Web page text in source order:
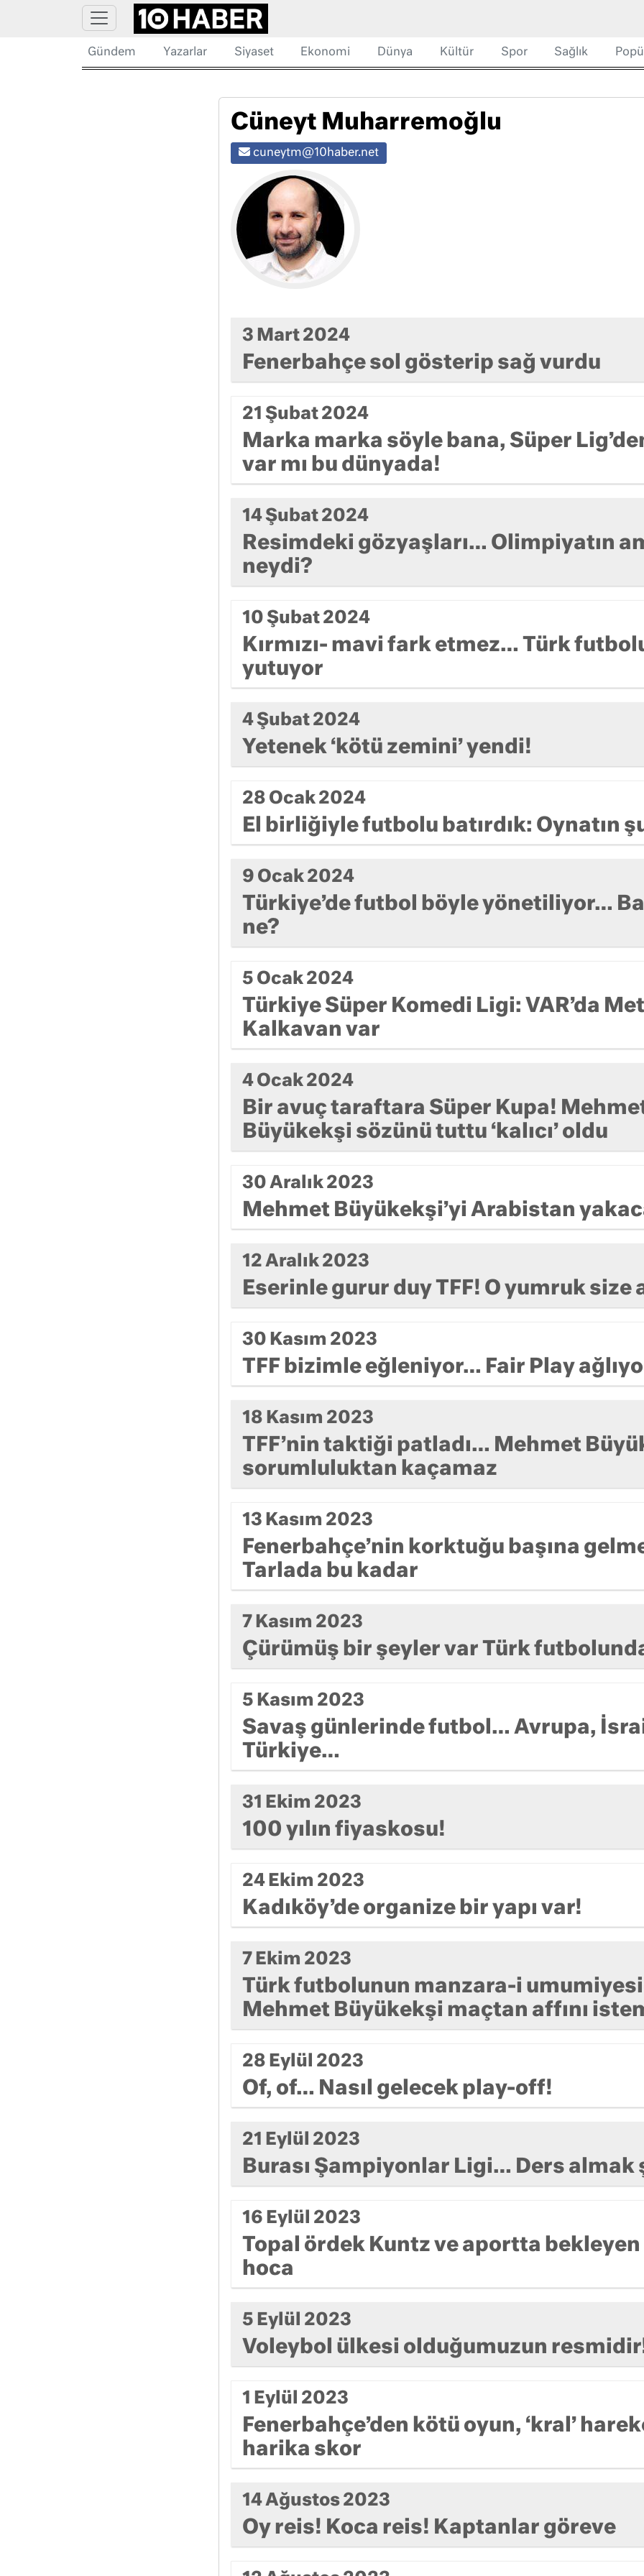
Gündem Yazarlar Siyaset Ekonomi Dünya Kültür Spor Sağlık
Cüneyt Muharremoğlu
cuneytm@10haber.net
3 Mart 2024
Fenerbahçe sol gösterip sağ vurdu
21 Şubat 2024
Marka marka söyle bana, Süper
var mı bu dünyada!
14 Şubat 2024
Resimdeki gözyaşları… Olimpiyatın
neydi?
10 Şubat 2024
Kırmızı- mavi fark etmez… Türk
yutuyor
4 Şubat 2024
Yetenek ‘kötü zemini’ yendi!
28 Ocak 2024
El birliğiyle futbolu batırdık: Oynatın
9 Ocak 2024
Türkiye’de futbol böyle yönetiliyor…
ne?
5 Ocak 2024
Türkiye Süper Komedi Ligi: VAR’da
Kalkavan var
4 Ocak 2024
Bir avuç taraftara Süper Kupa!
Büyükekşi sözünü tuttu ‘kalıcı’ oldu
30 Aralık 2023
Mehmet Büyükekşi’yi Arabistan
12 Aralık 2023
Eserinle gurur duy TFF! O yumruk size
30 Kasım 2023
TFF bizimle eğleniyor… Fair Play
18 Kasım 2023
TFF’nin taktiği patladı… Mehmet
sorumluluktan kaçamaz
13 Kasım 2023
Fenerbahçe’nin korktuğu başına
Tarlada bu kadar
7 Kasım 2023
Çürümüş bir şeyler var Türk
5 Kasım 2023
Savaş günlerinde futbol… Avrupa,
Türkiye…
31 Ekim 2023
100 yılın fiyaskosu!
24 Ekim 2023
Kadıköy’de organize bir yapı var!
7 Ekim 2023
Türk futbolunun manzara-i
Mehmet Büyükekşi maçtan affını
28 Eylül 2023
Of, of… Nasıl gelecek play-off!
21 Eylül 2023
Burası Şampiyonlar Ligi… Ders almak
16 Eylül 2023
Topal ördek Kuntz ve aportta bekleyen
hoca
5 Eylül 2023
Voleybol ülkesi olduğumuzun
1 Eylül 2023
Fenerbahçe’den kötü oyun, ‘kral’
harika skor
14 Ağustos 2023
Oy reis! Koca reis! Kaptanlar göreve